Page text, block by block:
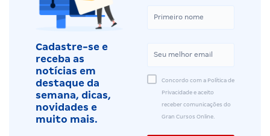
Cadastre-se e
receba as
notícias em
destaque da
semana, dicas,
novidades e
muito mais.
Concordo com a Política de
Privacidade e aceito
receber comunicações do
Gran Cursos Online.